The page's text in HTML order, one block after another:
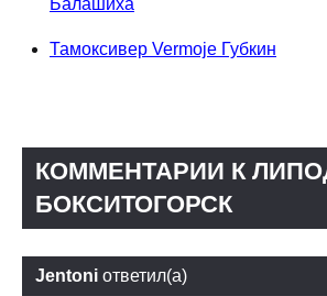
Тамоксивер Vermoje Губкин
КОММЕНТАРИИ К
БОКСИТОГОРСК
Jentoni ответил(а)